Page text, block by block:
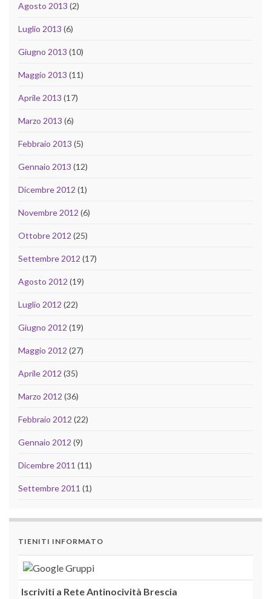
Agosto 2013 (2)
Luglio 2013 (6)
Giugno 2013 (10)
Maggio 2013 (11)
Aprile 2013 (17)
Marzo 2013 (6)
Febbraio 2013 (5)
Gennaio 2013 (12)
Dicembre 2012 (1)
Novembre 2012 (6)
Ottobre 2012 (25)
Settembre 2012 (17)
Agosto 2012 (19)
Luglio 2012 (22)
Giugno 2012 (19)
Maggio 2012 (27)
Aprile 2012 (35)
Marzo 2012 (36)
Febbraio 2012 (22)
Gennaio 2012 (9)
Dicembre 2011 (11)
Settembre 2011 (1)
TIENITI INFORMATO
Iscriviti a Rete Antinocività Brescia